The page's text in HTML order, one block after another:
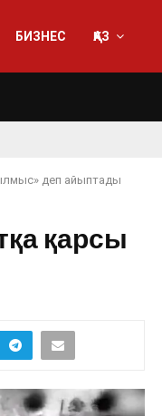
БИЗНЕС ҚАЗ
деп айыптады
қарсы